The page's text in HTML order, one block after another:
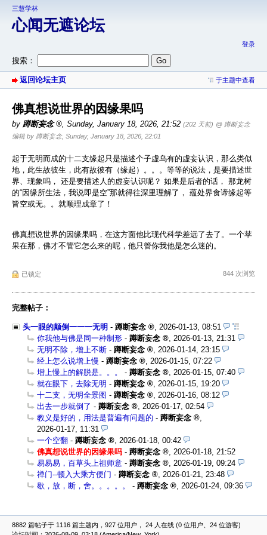
三慧学林
心闻无遮论坛
登录
搜索：
返回论坛主页 于主题中查看
佛真想说世界的因缘果吗
by 蹲断妄念 , Sunday, January 18, 2026, 21:52 (202 天前) @ 蹲断妄念
编辑 by 蹲断妄念, Sunday, January 18, 2026, 22:01
起于无明而成的十二支缘起只是描述个子虚乌有的虚妄认识，那么类似
地，此生故彼生，此有故彼有（缘起）。。。等等的说法，是要描述世
界、现象吗， 还是要描述人的虚妄认识呢？ 如果是后者的话， 那龙树
的“因缘所生法，我说即是空”那就得往深里理解了， 蕴处界食谛缘起等
皆空或无。。就顺理成章了！
佛真想说世界的因缘果吗，在这方面他比现代科学差远了去了。一个苹
果在那，佛才不管它怎么来的呢，他只管你我他是怎么迷的。
已锁定 844 次浏览
完整帖子：
头一眼的颠倒一一一无明 - 蹲断妄念
2026-01-13, 08:51
你我他与佛是同一种制形 - 蹲断妄念
2026-01-13, 21:31
无明不除，增上不断 - 蹲断妄念
2026-01-14, 23:15
经上怎么说增上慢 - 蹲断妄念
2026-01-15, 07:22
增上慢上的解脱是。。。
- 蹲断妄念
2026-01-15, 07:40
就在眼下，去除无明 - 蹲断妄念
2026-01-15, 19:20
十二支，无明全景图 - 蹲断妄念
2026-01-16, 08:12
出去一步就倒了 - 蹲断妄念
2026-01-17, 02:54
教义是好的，用法是普遍有问题的 - 蹲断妄念
2026-01-17, 11:31
一个空翻 - 蹲断妄念
2026-01-18, 00:42
佛真想说世界的因缘果吗 - 蹲断妄念
2026-01-18, 21:52
易易易，百草头上祖师意 - 蹲断妄念
2026-01-19, 09:24
禅门--顿入大乘方便门 - 蹲断妄念
2026-01-21, 23:48
歇，放，断，舍。。。。。
- 蹲断妄念 2026-01-24, 09:36
8882 篇帖子于 1116 篇主题内，927 位用户， 24 人在线 (0 位用户、24 位游客)